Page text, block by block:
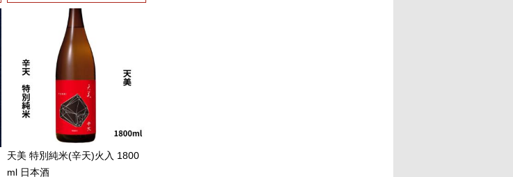
天美 特別純米(辛天)火入 1800
ml 日本酒